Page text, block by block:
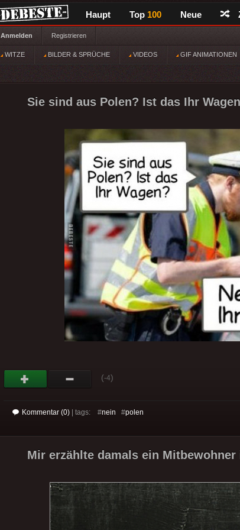
Haupt Top 100 Neue
Anmelden Registrieren
WITZE BILDER & SPRÜCHE VIDEOS GIF ANIMATIONEN
Sie sind aus Polen? Ist das Ihr
(-4)
Kommentar (0) | tags: #nein #polen
Mir erzählte damals ein